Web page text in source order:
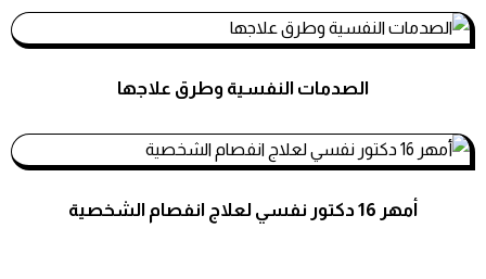
استشارات نفسية
استشارات نفسية
الصدمات النفسية وطرق علاجها
أمهر 16 دكتور نفسي لعلاج انفصام الشخصية